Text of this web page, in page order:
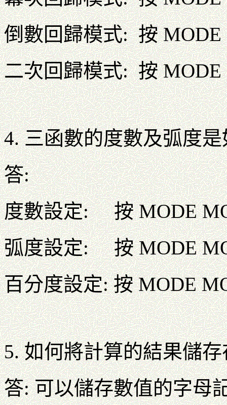
倒數回歸模式: 按
二次回歸模式: 按
4. 三函數的度數及弧度
答:
度數設定: 按 MODE
弧度設定: 按 MODE
百分度設定: 按 MODE
5. 如何將計算的結果儲
答: 可以儲存數值的字母